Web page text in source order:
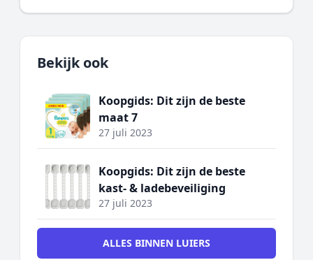
Bekijk ook
Koopgids: Dit zijn de beste
maat 7
27 juli 2023
Koopgids: Dit zijn de beste
kast- & ladebeveiliging
27 juli 2023
ALLES BINNEN LUIERS